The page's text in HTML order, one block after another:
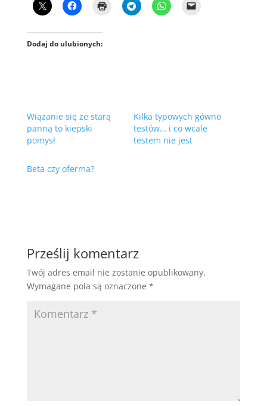
Dodaj do ulubionych:
Wiązanie się ze starą
panną to kiepski
pomysł
Kilka typowych gówno
testów… i co wcale
testem nie jest
Beta czy oferma?
Prześlij komentarz
Twój adres email nie zostanie opublikowany.
Wymagane pola są oznaczone *